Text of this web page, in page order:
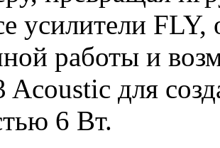
усилители
работы и
Acoustic для
6 Вт.